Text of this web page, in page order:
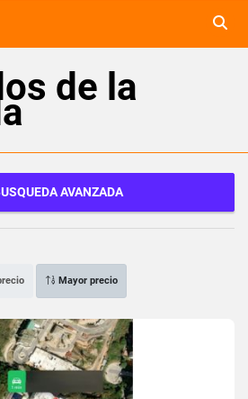
de la
AVANZADA
Mayor precio